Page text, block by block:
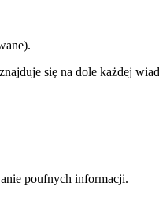
się na dole każdej
poufnych informacji.